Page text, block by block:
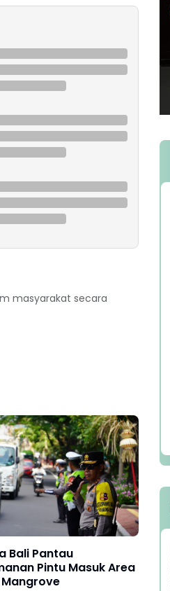
masyarakat secara
Bali Pantau
Pintu Masuk Area